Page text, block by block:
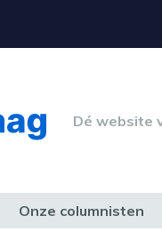
Dé website
Onze columnisten